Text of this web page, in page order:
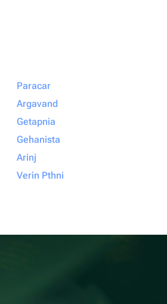
Paracar
Argavand
Getapnia
Gehanista
Arinj
Verin Pthni